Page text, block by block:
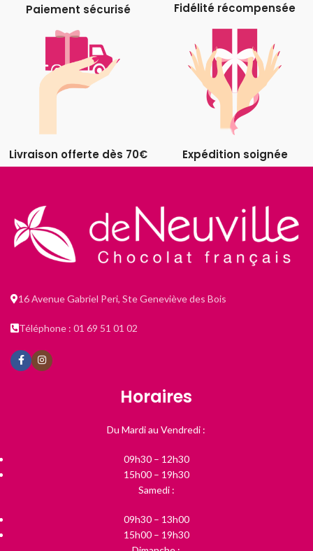
Paiement sécurisé Fidélité récompensée
Livraison offerte dès 70€ Expédition soignée
16 Avenue Gabriel Peri, Ste Geneviève des Bois
Téléphone : 01 69 51 01 02
Horaires
Du Mardi au Vendredi :
09h30 – 12h30
15h00 – 19h30
Samedi :
09h30 – 13h00
15h00 – 19h30